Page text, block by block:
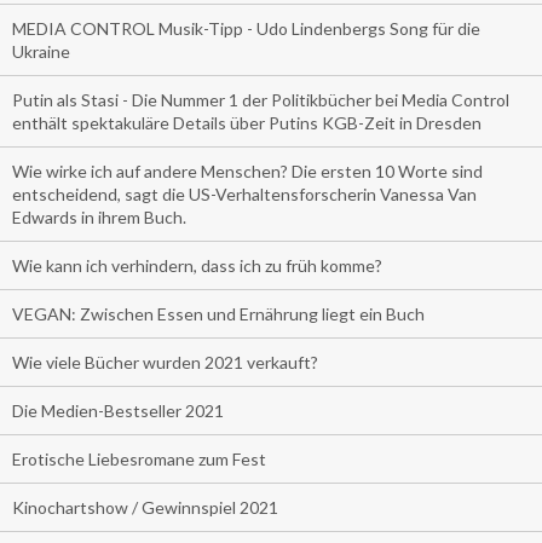
MEDIA CONTROL Musik-Tipp - Udo Lindenbergs Song für die
Ukraine
Putin als Stasi - Die Nummer 1 der Politikbücher bei Media Control
enthält spektakuläre Details über Putins KGB-Zeit in Dresden
Wie wirke ich auf andere Menschen? Die ersten 10 Worte sind
entscheidend, sagt die US-Verhaltensforscherin Vanessa Van
Edwards in ihrem Buch.
Wie kann ich verhindern, dass ich zu früh komme?
VEGAN: Zwischen Essen und Ernährung liegt ein Buch
Wie viele Bücher wurden 2021 verkauft?
Die Medien-Bestseller 2021
Erotische Liebesromane zum Fest
Kinochartshow / Gewinnspiel 2021